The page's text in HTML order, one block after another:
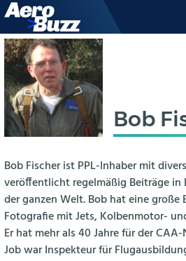
GENERAL AVIATION
BIZAV
LUFTVERKEHR
MILITÄR
INDUSTRIE
HELIKOPTER
Homepage Archives pour Bob Fischer
Bob
Bob Fischer ist PPL-Inhaber mit
veröffentlicht regelmäßig Beiträge
der ganzen Welt. Bob hat eine
Fotografie mit Jets, Kolbenmotor-
Er hat mehr als 40 Jahre für der
Job war Inspekteur für